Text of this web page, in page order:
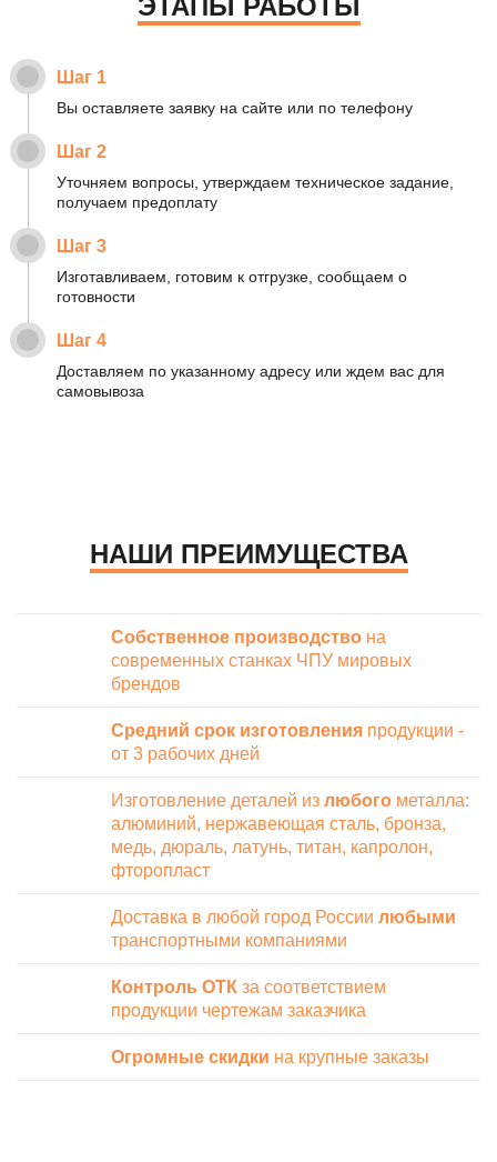
Шаг 1
Вы оставляете заявку на сайте или по телефону
Шаг 2
Уточняем вопросы, утверждаем техническое задание,
получаем предоплату
Шаг 3
Изготавливаем, готовим к отгрузке, сообщаем о
готовности
Шаг 4
Доставляем по указанному адресу или ждем вас для
самовывоза
НАШИ ПРЕИМУЩЕСТВА
Собственное производство на
современных станках ЧПУ мировых
брендов
Средний срок изготовления продукции -
от 3 рабочих дней
Изготовление деталей из любого металла:
алюминий, нержавеющая сталь, бронза,
медь, дюраль, латунь, титан, капролон,
фторопласт
Доставка в любой город России любыми
транспортными компаниями
Контроль ОТК за соответствием
продукции чертежам заказчика
Огромные скидки на крупные заказы